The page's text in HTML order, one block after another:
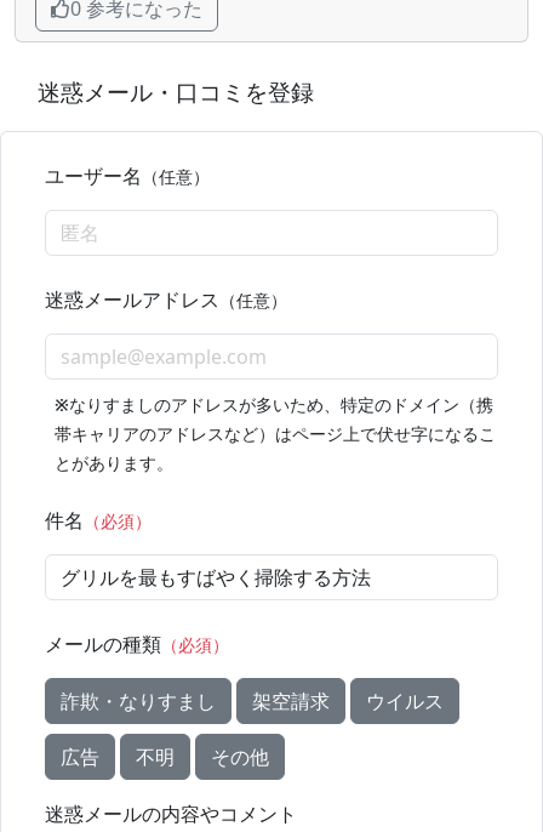
0 参考になった
迷惑メール・口コミを登録
ユーザー名 （任意）
迷惑メールアドレス （任意）
※なりすましのアドレスが多いため、特定のドメイン（携
帯キャリアのアドレスなど）はページ上で伏せ字になるこ
とがあります。
件名 （必須）
メールの種類 （必須）
詐欺・なりすまし 架空請求 ウイルス
広告 不明 その他
迷惑メールの内容やコメント